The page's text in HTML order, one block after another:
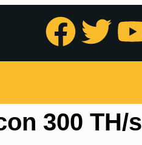
300 TH/s